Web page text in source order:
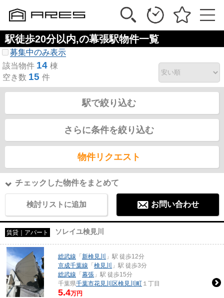
駅徒歩20分以内,の幕張駅物件一覧
募集中のみ表示
該当物件 14 棟
空き数 15 件
駅で絞り込む
さらに条件を絞り込む
物件リクエスト
チェックした物件をまとめて
検討リストに追加 お問い合わせ
賃貸｜アパート ソレイユ検見川
総武線 「新検見川
」駅 徒歩12分
京成千葉線 「検見川
」駅 徒歩3分
総武線 「幕張 」駅 徒歩15分
千葉県千葉市花見川区検見川町 １丁目
5.4万円